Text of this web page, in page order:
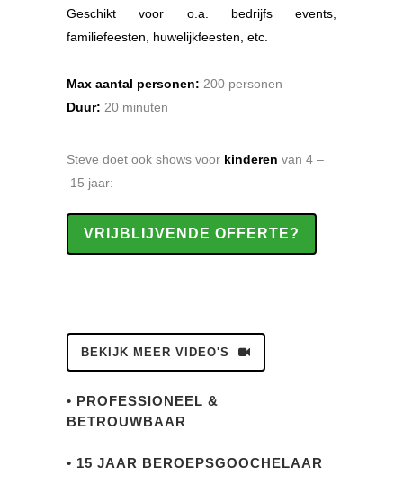
Geschikt voor o.a. bedrijfs events,
familiefeesten, huwelijkfeesten, etc.
Max aantal personen: 200 personen
Duur: 20 minuten
Steve doet ook shows voor kinderen van 4 –
15 jaar:
VRIJBLIJVENDE OFFERTE?
BEKIJK MEER VIDEO'S
• PROFESSIONEEL &
BETROUWBAAR
• 15 JAAR BEROEPSGOOCHELAAR